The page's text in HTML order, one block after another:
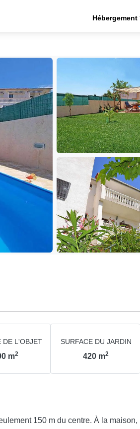
Hébergement
DE L'OBJET
m2
SURFACE DU JARDIN
420 m2
150 m du centre. À la maison,